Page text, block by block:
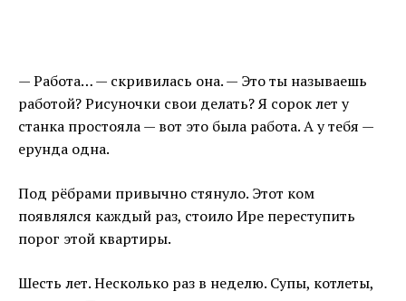
— Работа… — скривилась она. — Это ты называешь
работой? Рисуночки свои делать? Я сорок лет у
станка простояла — вот это была работа. А у тебя —
ерунда одна.
Под рёбрами привычно стянуло. Этот ком
появлялся каждый раз, стоило Ире переступить
порог этой квартиры.
Шесть лет. Несколько раз в неделю. Супы, котлеты,